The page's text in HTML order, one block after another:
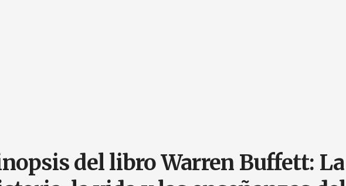
del libro Warren Buffett: La